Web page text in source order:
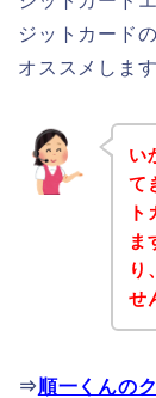
ジットカード
オススメします
い
て
ま
り
せ
⇒順一くんの